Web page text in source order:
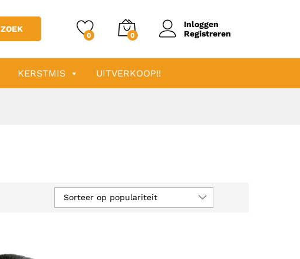
ZOEK
0 0
Inloggen
Registreren
KERSTMIS UITVERKOOP!!
Sorteer op populariteit